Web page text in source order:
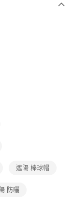
「AFTEE先享後付」
，可透過四大超商／
成。
顯示為準，若有關於
繫「AFTEE先享後付
support/home
後付」服務完成之交
同意方可使用
遮陽 棒球帽
防曬